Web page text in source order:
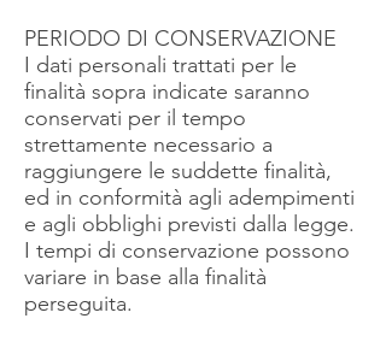
PERIODO DI CONSERVAZIONE
I dati personali trattati per le
finalità sopra indicate saranno
conservati per il tempo
strettamente necessario a
raggiungere le suddette finalità,
ed in conformità agli adempimenti
e agli obblighi previsti dalla legge.
I tempi di conservazione possono
variare in base alla finalità
perseguita.